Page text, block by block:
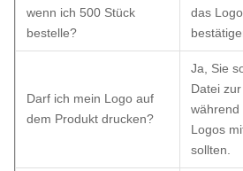
wenn ich 500 Stück
bestelle?
das
Darf ich mein Logo auf
dem Produkt drucken?
Ja, Sie
Datei
während
Logos
sollten.